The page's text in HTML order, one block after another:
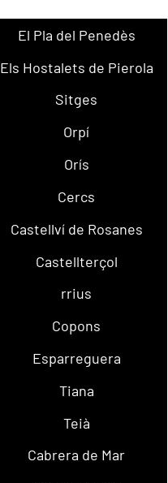
El Pla del Penedès
Els Hostalets de Pierola
Sitges
Orpí
Orís
Cercs
Castellví de Rosanes
Castellterçol
rrius
Copons
Esparreguera
Tiana
Teià
Cabrera de Mar